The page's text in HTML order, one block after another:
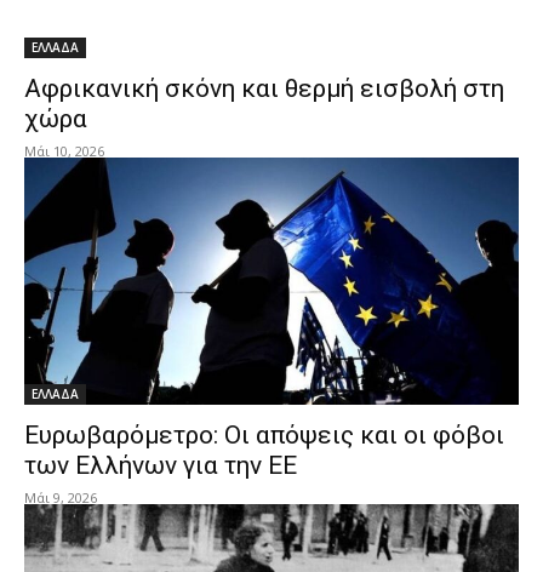
ΕΛΛΑΔΑ
Αφρικανική σκόνη και θερμή εισβολή στη
χώρα
Μάι 10, 2026
ΕΛΛΑΔΑ
Ευρωβαρόμετρο: Οι απόψεις και οι φόβοι
των Ελλήνων για την ΕΕ
Μάι 9, 2026